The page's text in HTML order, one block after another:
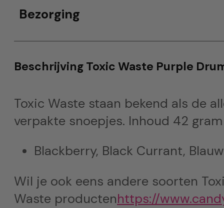
Bezorging
Beschrijving Toxic Waste Purple
Toxic Waste staan bekend als de
verpakte snoepjes. Inhoud 42
Blackberry, Black Currant,
Wil je ook eens andere soorten
Waste productenhttps://